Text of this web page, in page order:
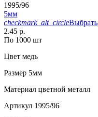
1995/96
5мм
checkmark_alt_circleВыбрать
2.45 р.
По 1000 шт
Цвет медь
Размер 5мм
Материал цветной металл
Артикул 1995/96